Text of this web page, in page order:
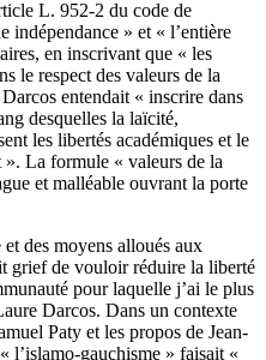
L. 952-2 du code de
indépendance » et « l’entière
en inscrivant que « les
le respect des valeurs de la
entendait « inscrire dans
desquelles la laïcité,
les libertés académiques et le
». La formule « valeurs de la
et malléable ouvrant la porte
des moyens alloués aux
grief de vouloir réduire la liberté
pour laquelle j’ai le plus
Darcos. Dans un contexte
Paty et les propos de Jean-
gauchisme » faisait «